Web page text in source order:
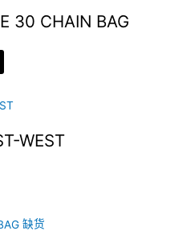
30 CHAIN BAG
WEST
缺货